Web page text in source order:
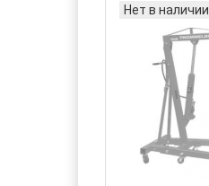
Нет в наличии